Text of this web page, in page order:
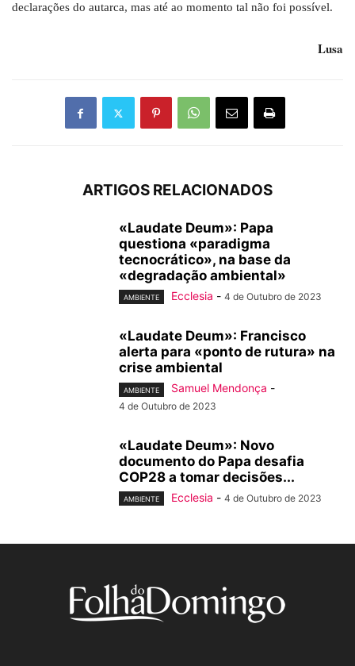
declarações do autarca, mas até ao momento tal não foi possível.
Lusa
ARTIGOS RELACIONADOS
«Laudate Deum»: Papa
questiona «paradigma
tecnocrático», na base da
«degradação ambiental»
AMBIENTE Ecclesia - 4 de Outubro de 2023
«Laudate Deum»: Francisco
alerta para «ponto de rutura» na
crise ambiental
AMBIENTE Samuel Mendonça -
4 de Outubro de 2023
«Laudate Deum»: Novo
documento do Papa desafia
COP28 a tomar decisões...
AMBIENTE Ecclesia - 4 de Outubro de 2023